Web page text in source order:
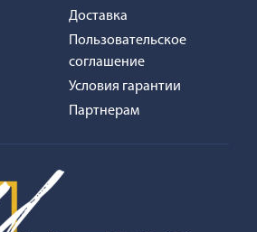
Доставка
Пользовательское
соглашение
Условия гарантии
Партнерам